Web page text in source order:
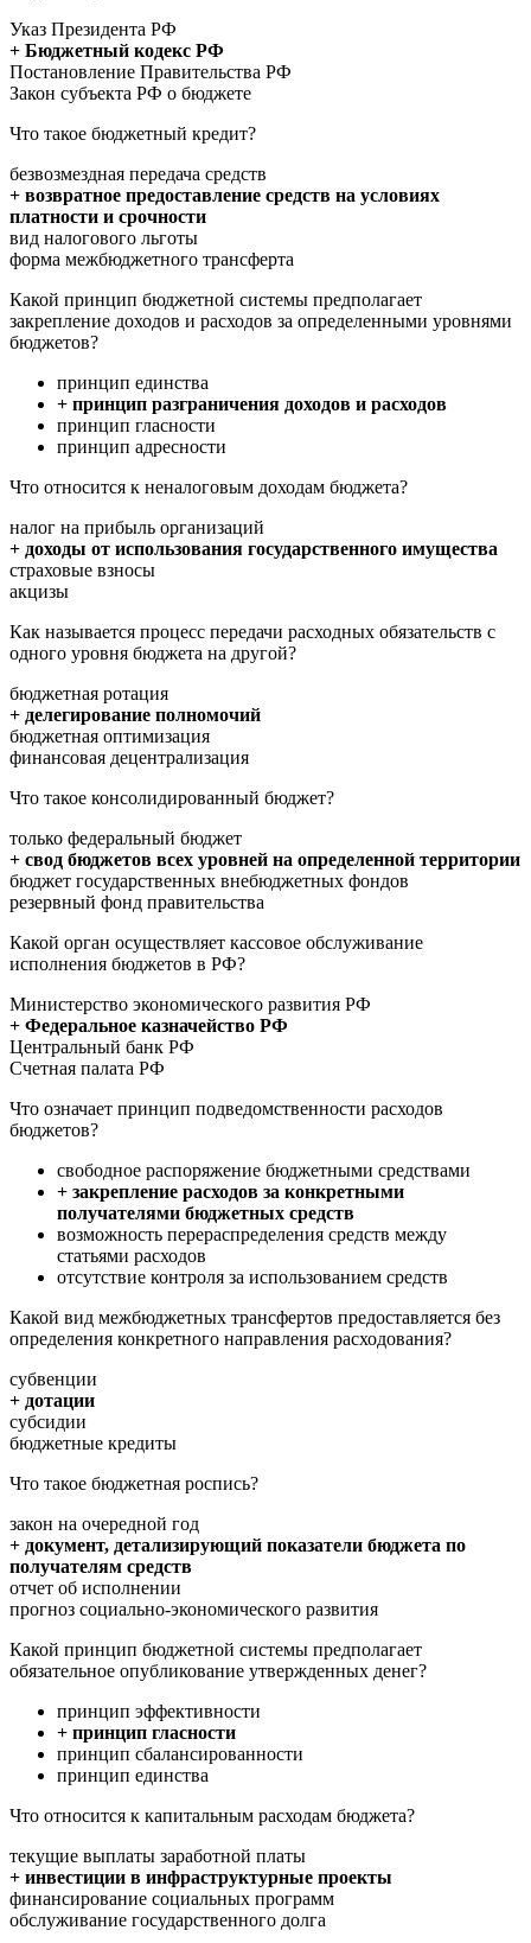
Указ Президента РФ
+ Бюджетный кодекс РФ
Постановление Правительства РФ
Закон субъекта РФ о бюджете
Что такое бюджетный кредит?
безвозмездная передача средств
+ возвратное предоставление средств на условиях
платности и срочности
вид налогового льготы
форма межбюджетного трансферта
Какой принцип бюджетной системы предполагает
закрепление доходов и расходов за определенными уровнями
бюджетов?
принцип единства
+ принцип разграничения доходов и расходов
принцип гласности
принцип адресности
Что относится к неналоговым доходам бюджета?
налог на прибыль организаций
+ доходы от использования государственного имущества
страховые взносы
акцизы
Как называется процесс передачи расходных обязательств с
одного уровня бюджета на другой?
бюджетная ротация
+ делегирование полномочий
бюджетная оптимизация
финансовая децентрализация
Что такое консолидированный бюджет?
только федеральный бюджет
+ свод бюджетов всех уровней на определенной территории
бюджет государственных внебюджетных фондов
резервный фонд правительства
Какой орган осуществляет кассовое обслуживание
исполнения бюджетов в РФ?
Министерство экономического развития РФ
+ Федеральное казначейство РФ
Центральный банк РФ
Счетная палата РФ
Что означает принцип подведомственности расходов
бюджетов?
свободное распоряжение бюджетными средствами
+ закрепление расходов за конкретными
получателями бюджетных средств
возможность перераспределения средств между
статьями расходов
отсутствие контроля за использованием средств
Какой вид межбюджетных трансфертов предоставляется без
определения конкретного направления расходования?
субвенции
+ дотации
субсидии
бюджетные кредиты
Что такое бюджетная роспись?
закон на очередной год
+ документ, детализирующий показатели бюджета по
получателям средств
отчет об исполнении
прогноз социально-экономического развития
Какой принцип бюджетной системы предполагает
обязательное опубликование утвержденных денег?
принцип эффективности
+ принцип гласности
принцип сбалансированности
принцип единства
Что относится к капитальным расходам бюджета?
текущие выплаты заработной платы
+ инвестиции в инфраструктурные проекты
финансирование социальных программ
обслуживание государственного долга